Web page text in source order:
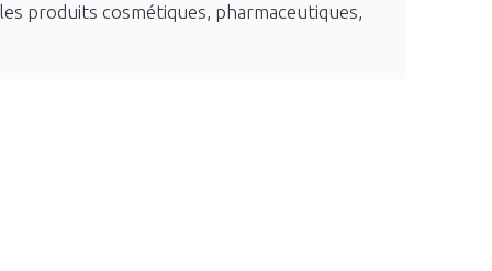
produits cosmétiques, pharmaceutiques,